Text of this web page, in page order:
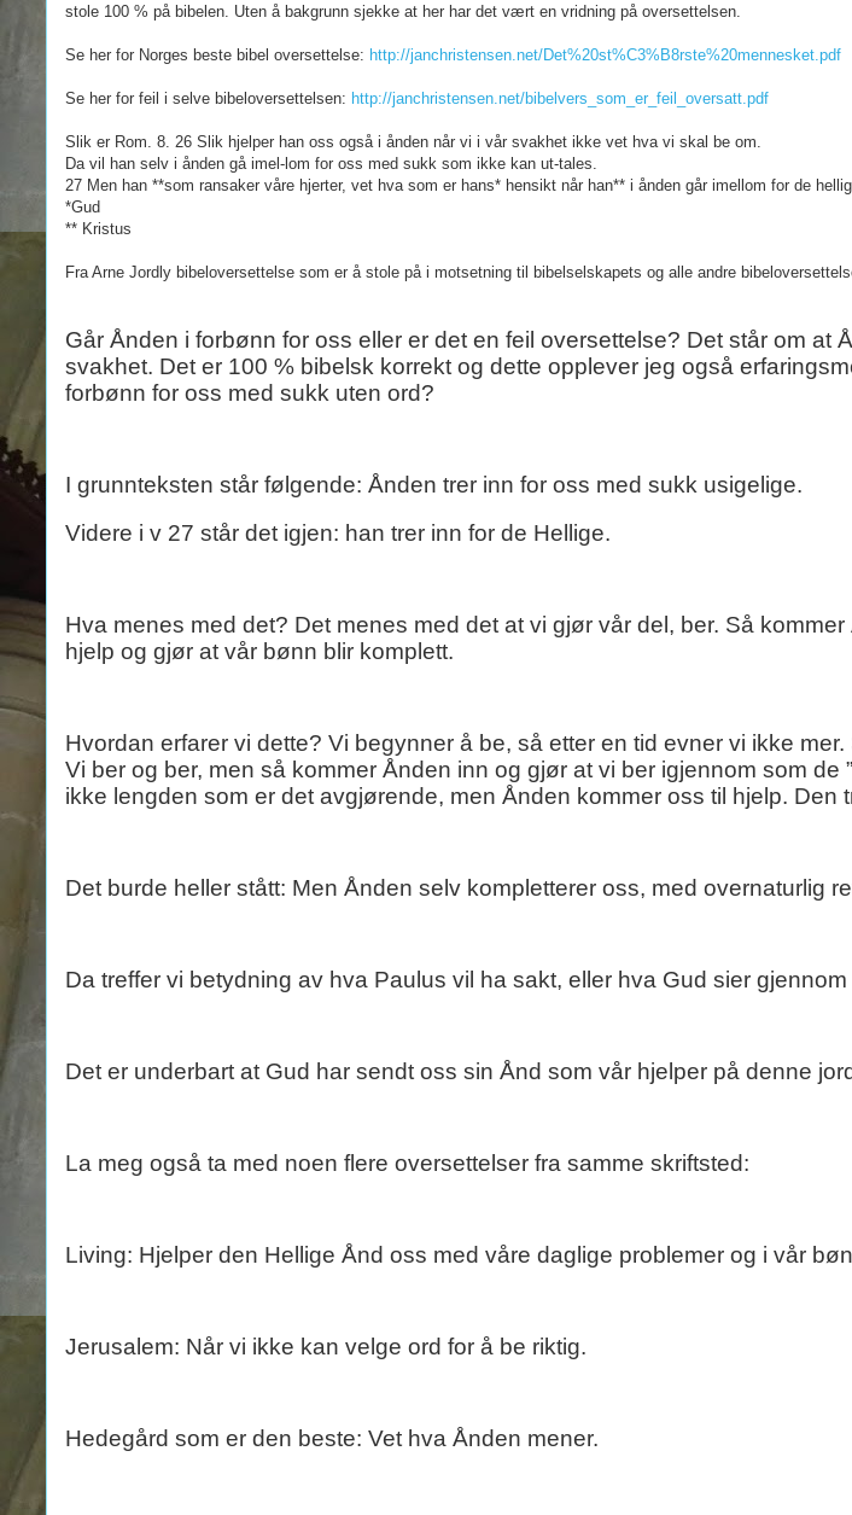
stole 100 % på bibelen. Uten å bakgrunn sjekke at her har det vært en vridning på oversettelsen.
Se her for Norges beste bibel oversettelse: http://janchristensen.net/Det%20st%C3%B8rste%20mennesket.pdf
Se her for feil i selve bibeloversettelsen: http://janchristensen.net/bibelvers_som_er_feil_oversatt.pdf
Slik er Rom. 8. 26 Slik hjelper han oss også i ånden når vi i vår svakhet ikke vet hva vi skal be om.
Da vil han selv i ånden gå imel-lom for oss med sukk som ikke kan ut-tales.
27 Men han **som ransaker våre hjerter, vet hva som er hans* hensikt når han** i ånden går imellom for de
*Gud
** Kristus
Fra Arne Jordly bibeloversettelse som er å stole på i motsetning til bibelselskapets og alle andre
Går Ånden i forbønn for oss eller er det en feil oversettelse? Det står om at
svakhet. Det er 100 % bibelsk korrekt og dette opplever jeg også
forbønn for oss med sukk uten ord?
I grunnteksten står følgende: Ånden trer inn for oss med sukk usigelige.
Videre i v 27 står det igjen: han trer inn for de Hellige.
Hva menes med det? Det menes med det at vi gjør vår del, ber. Så
hjelp og gjør at vår bønn blir komplett.
Hvordan erfarer vi dette? Vi begynner å be, så etter en tid evner vi ikke
Vi ber og ber, men så kommer Ånden inn og gjør at vi ber igjennom som de
ikke lengden som er det avgjørende, men Ånden kommer oss til hjelp. Den
Det burde heller stått: Men Ånden selv kompletterer oss, med overnaturlig
Da treffer vi betydning av hva Paulus vil ha sakt, eller hva Gud sier
Det er underbart at Gud har sendt oss sin Ånd som vår hjelper på denne
La meg også ta med noen flere oversettelser fra samme skriftsted:
Living: Hjelper den Hellige Ånd oss med våre daglige problemer og i vår
Jerusalem: Når vi ikke kan velge ord for å be riktig.
Hedegård som er den beste: Vet hva Ånden mener.